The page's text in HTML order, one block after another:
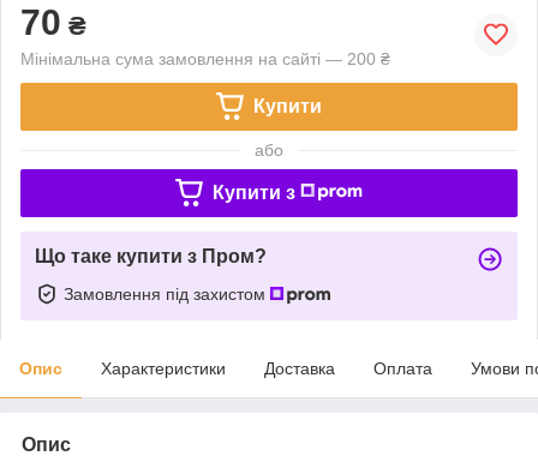
70 ₴
Мінімальна сума замовлення на сайті — 200 ₴
Купити
або
Купити з
Що таке купити з Пром?
Замовлення під захистом
Опис Характеристики Доставка Оплата Умови
Опис